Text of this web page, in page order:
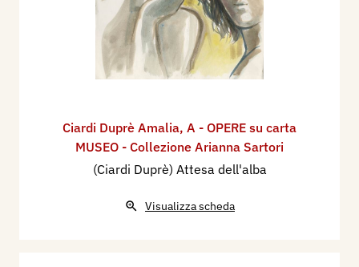
Ciardi Duprè Amalia, A - OPERE su carta
MUSEO - Collezione Arianna Sartori
(Ciardi Duprè) Attesa dell'alba
Visualizza scheda